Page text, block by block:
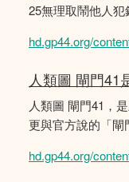
25無理取鬧他人犯
hd.gp44.org/
人類圖 閘門41
人類圖 閘門41，
更與官方說的「閘
hd.gp44.org/